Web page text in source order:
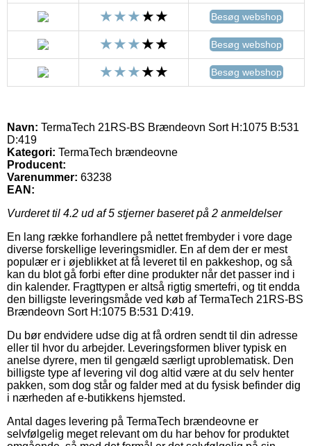
Besøg webshop
Besøg webshop
Besøg webshop
Navn: TermaTech 21RS-BS Brændeovn Sort H:1075 B:531
D:419
Kategori: TermaTech brændeovne
Producent:
Varenummer: 63238
EAN:
Vurderet til 4.2 ud af 5 stjerner baseret på 2 anmeldelser
En lang række forhandlere på nettet frembyder i vore dage
diverse forskellige leveringsmidler. En af dem der er mest
populær er i øjeblikket at få leveret til en pakkeshop, og så
kan du blot gå forbi efter dine produkter når det passer ind i
din kalender. Fragttypen er altså rigtig smertefri, og tit endda
den billigste leveringsmåde ved køb af TermaTech 21RS-BS
Brændeovn Sort H:1075 B:531 D:419.
Du bør endvidere udse dig at få ordren sendt til din adresse
eller til hvor du arbejder. Leveringsformen bliver typisk en
anelse dyrere, men til gengæld særligt uproblematisk. Den
billigste type af levering vil dog altid være at du selv henter
pakken, som dog står og falder med at du fysisk befinder dig
i nærheden af e-butikkens hjemsted.
Antal dages levering på TermaTech brændeovne er
selvfølgelig meget relevant om du har behov for produktet